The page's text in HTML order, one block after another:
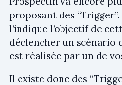
proposant des
l’indique l’objectif de
déclencher un scénario
est réalisée par un de
Il existe donc des